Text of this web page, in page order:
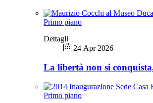
Primo piano
Dettagli
24 Apr 2026
La libertà non si
Primo piano